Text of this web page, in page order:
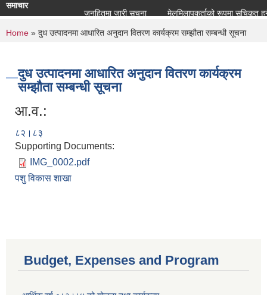
समाचार
जनहितमा जारी सूचना
मेलमिलापकर्ताको रूपमा सूचिकृत हुने
You are here
Home » दुध उत्पादनमा आधारित अनुदान वितरण कार्यक्रम सम्झौता सम्बन्धी सूचना
दुध उत्पादनमा आधारित अनुदान वितरण कार्यक्रम
सम्झौता सम्बन्धी सूचना
आ.व.:
८२।८३
Supporting Documents:
IMG_0002.pdf
पशु विकास शाखा
Budget, Expenses and Program